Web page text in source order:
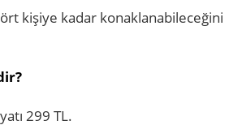
kişiye kadar konaklanabileceğini
299 TL.